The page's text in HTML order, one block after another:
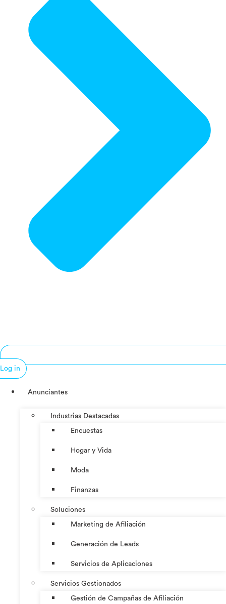
Log in
Anunciantes
Industrias Destacadas
Encuestas
Hogar y Vida
Moda
Finanzas
Soluciones
Marketing de Afiliación
Generación de Leads
Servicios de Aplicaciones
Servicios Gestionados
Gestión de Campañas de Afiliación